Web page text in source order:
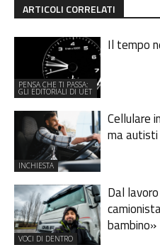
ARTICOLI CORRELATI
PENSA CHE TI PASSA:
GLI EDITORIALI DI UET
Il tempo
INCHIESTA
Cellulare
ma
VOCI DI DENTRO
Dal
bambino»